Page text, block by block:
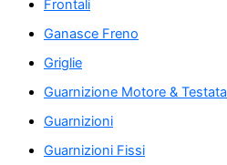
Frontali
Ganasce Freno
Griglie
Guarnizione Motore & Testata
Guarnizioni
Guarnizioni Fissi